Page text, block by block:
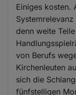
Einiges kosten.
denn weite
von Berufs
Kirchenleuten
sich die
fünfstelligen